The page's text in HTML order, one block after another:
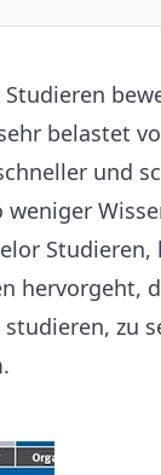
belastet
und
Studieren,
hervorgeht,
zu